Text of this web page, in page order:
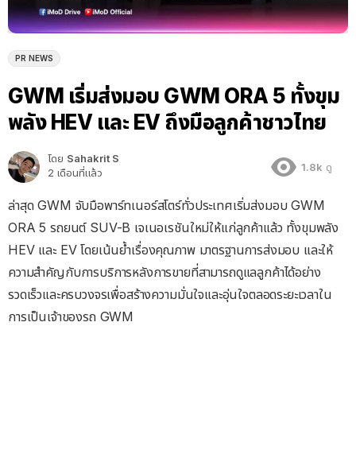
PR NEWS
GWM เริ่มส่งมอบ GWM ORA 5 ทั้งขุม
พลัง HEV และ EV ถึงมือลูกค้าชาวไทย
โดย Sahakrit S
2 เดือนที่แล้ว
1.8k ดู
ล่าสุด GWM จับมือพาร์ทเนอร์สโตร์ทั่วประเทศเริ่มส่งมอบ GWM
ORA 5 รถยนต์ SUV-B เจเนอเรชันใหม่ให้แก่ลูกค้าแล้ว ทั้งขุมพลัง
HEV และ EV โดยเน้นย้ำเรื่องคุณภาพ มาตรฐานการส่งมอบ และให้
ความสำคัญกับการบริการหลังการขายที่สามารถดูแลลูกค้าได้อย่าง
รวดเร็วและครบวงจรเพื่อสร้างความมั่นใจและอุ่นใจตลอดระยะเวลาใน
การเป็นเจ้าของรถ GWM